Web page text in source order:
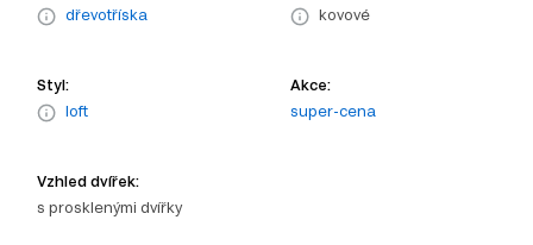
dřevotříska
kovové
Styl:
loft
Akce:
super-cena
Vzhled dvířek:
s prosklenými dvířky